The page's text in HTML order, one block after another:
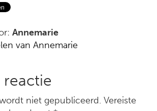
Annemarie
van Annemarie
reactie
niet gepubliceerd. Vereiste